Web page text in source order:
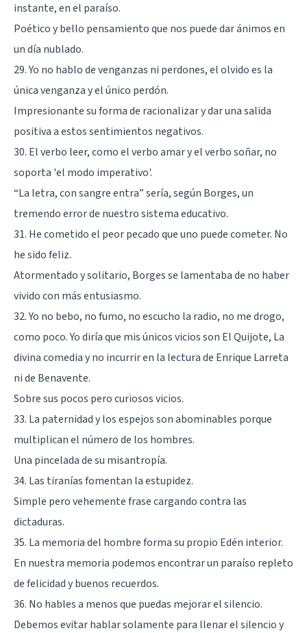
instante, en el paraíso.
Poético y bello pensamiento que nos puede dar ánimos en
un día nublado.
29. Yo no hablo de venganzas ni perdones, el olvido es la
única venganza y el único perdón.
Impresionante su forma de racionalizar y dar una salida
positiva a estos sentimientos negativos.
30. El verbo leer, como el verbo amar y el verbo soñar, no
soporta 'el modo imperativo'.
“La letra, con sangre entra” sería, según Borges, un
tremendo error de nuestro sistema educativo.
31. He cometido el peor pecado que uno puede cometer. No
he sido feliz.
Atormentado y solitario, Borges se lamentaba de no haber
vivido con más entusiasmo.
32. Yo no bebo, no fumo, no escucho la radio, no me drogo,
como poco. Yo diría que mis únicos vicios son El Quijote, La
divina comedia y no incurrir en la lectura de Enrique Larreta
ni de Benavente.
Sobre sus pocos pero curiosos vicios.
33. La paternidad y los espejos son abominables porque
multiplican el número de los hombres.
Una pincelada de su misantropía.
34. Las tiranías fomentan la estupidez.
Simple pero vehemente frase cargando contra las
dictaduras.
35. La memoria del hombre forma su propio Edén interior.
En nuestra memoria podemos encontrar un paraíso repleto
de felicidad y buenos recuerdos.
36. No hables a menos que puedas mejorar el silencio.
Debemos evitar hablar solamente para llenar el silencio y